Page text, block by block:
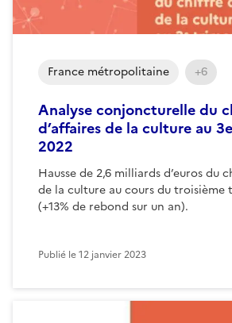
Analyse conjoncturelle du
d’affaires de la culture au
2022
Hausse de 2,6 milliards d’euros du
de la culture au cours du troisième
(+13% de rebond sur un an).
France métropolitaine +6
Publié le12 janvier 2023